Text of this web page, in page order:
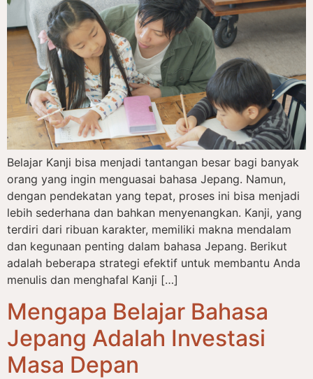
Belajar Kanji bisa menjadi tantangan besar bagi banyak
orang yang ingin menguasai bahasa Jepang. Namun,
dengan pendekatan yang tepat, proses ini bisa menjadi
lebih sederhana dan bahkan menyenangkan. Kanji, yang
terdiri dari ribuan karakter, memiliki makna mendalam
dan kegunaan penting dalam bahasa Jepang. Berikut
adalah beberapa strategi efektif untuk membantu Anda
menulis dan menghafal Kanji […]
Mengapa Belajar Bahasa
Jepang Adalah Investasi
Masa Depan